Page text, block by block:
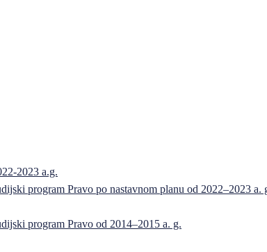
2023 a.g.
program Pravo po nastavnom planu od 2022–2023 a.
program Pravo od 2014–2015 a. g.